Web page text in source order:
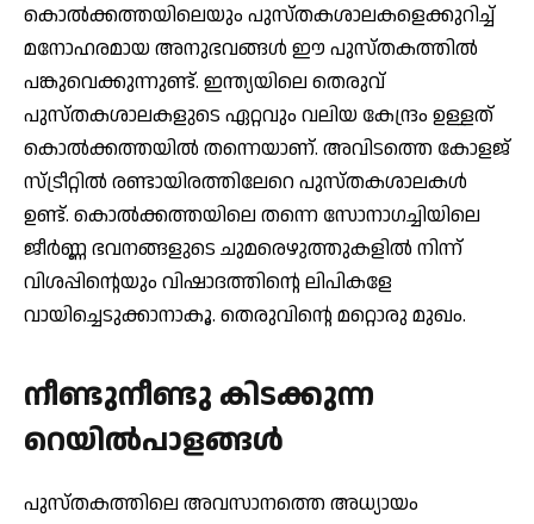
കൊല്‍ക്കത്തയിലെയും പുസ്തകശാലകളെക്കുറിച്ച്
മനോഹരമായ അനുഭവങ്ങള്‍ ഈ പുസ്തകത്തില്‍
പങ്കുവെക്കുന്നുണ്ട്. ഇന്ത്യയിലെ തെരുവ്
പുസ്തകശാലകളുടെ ഏറ്റവും വലിയ കേന്ദ്രം ഉള്ളത്
കൊല്‍ക്കത്തയില്‍ തന്നെയാണ്. അവിടത്തെ കോളജ്
സ്ട്രീറ്റില്‍ രണ്ടായിരത്തിലേറെ പുസ്തകശാലകള്‍
ഉണ്ട്. കൊല്‍ക്കത്തയിലെ തന്നെ സോനാഗച്ചിയിലെ
ജീര്‍ണ്ണ ഭവനങ്ങളുടെ ചുമരെഴുത്തുകളില്‍ നിന്ന്
വിശപ്പിന്റെയും വിഷാദത്തിന്റെ ലിപികളേ
വായിച്ചെടുക്കാനാകൂ. തെരുവിന്റെ മറ്റൊരു മുഖം.
നീണ്ടുനീണ്ടു കിടക്കുന്ന
റെയില്‍പാളങ്ങള്‍
പുസ്തകത്തിലെ അവസാനത്തെ അധ്യായം